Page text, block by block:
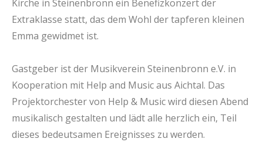
Kirche in Steinenbronn ein Benefizkonzert der
Extraklasse statt, das dem Wohl der tapferen kleinen
Emma gewidmet ist.
Gastgeber ist der Musikverein Steinenbronn e.V. in
Kooperation mit Help and Music aus Aichtal. Das
Projektorchester von Help & Music wird diesen Abend
musikalisch gestalten und lädt alle herzlich ein, Teil
dieses bedeutsamen Ereignisses zu werden.